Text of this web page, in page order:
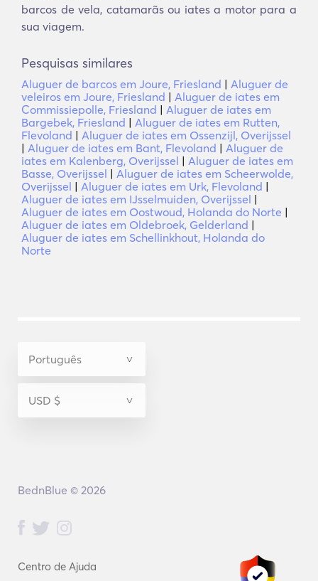
barcos de vela, catamarãs ou iates a motor para a
sua viagem.
Pesquisas similares
Aluguer de barcos em Joure, Friesland | Aluguer de
veleiros em Joure, Friesland | Aluguer de iates em
Commissiepolle, Friesland | Aluguer de iates em
Bargebek, Friesland | Aluguer de iates em Rutten,
Flevoland | Aluguer de iates em Ossenzijl, Overijssel
| Aluguer de iates em Bant, Flevoland | Aluguer de
iates em Kalenberg, Overijssel | Aluguer de iates em
Basse, Overijssel | Aluguer de iates em Scheerwolde,
Overijssel | Aluguer de iates em Urk, Flevoland |
Aluguer de iates em IJsselmuiden, Overijssel |
Aluguer de iates em Oostwoud, Holanda do Norte |
Aluguer de iates em Oldebroek, Gelderland |
Aluguer de iates em Schellinkhout, Holanda do
Norte
Centro de Ajuda
BednBlue © 2026